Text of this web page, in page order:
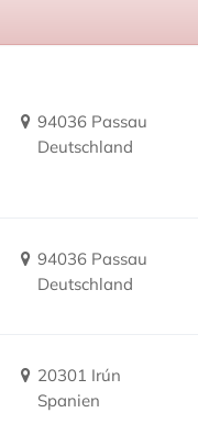
94036 Passau
Deutschland
94036 Passau
Deutschland
20301 Irún
Spanien